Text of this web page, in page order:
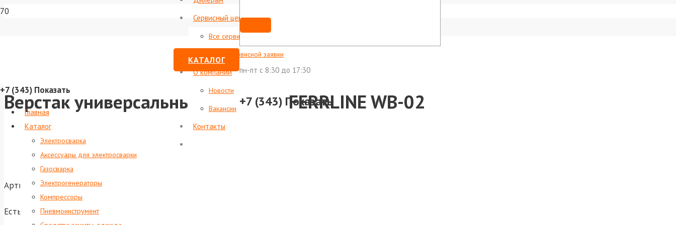
Сервисный центр
Все сервисные центры
Статус сервисной заявки
О компании
Новости
Вакансии
Контакты
КАТАЛОГ
пн-пт c 8:30 до 17:30
+7 (343) Показать
+7 (343) Показать
Главная
Каталог
Электросварка
Аксессуары для электросварки
Газосварка
Электрогенераторы
Компрессоры
Пневмоинструмент
Верстак универсальный складной FERRLINE WB-02
Артикул: foxweld-6649
Есть в наличии